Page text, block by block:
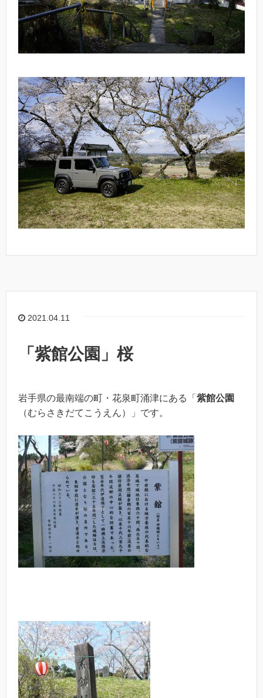
2021.04.11
「紫館公園」桜
岩手県の最南端の町・花泉町涌津にある「 紫館公園
（むらさきだてこうえん）」です。